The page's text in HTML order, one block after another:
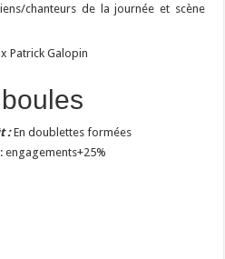
chanteurs de la journée et scène
Patrick Galopin
:En doublettes formées
engagements+25%